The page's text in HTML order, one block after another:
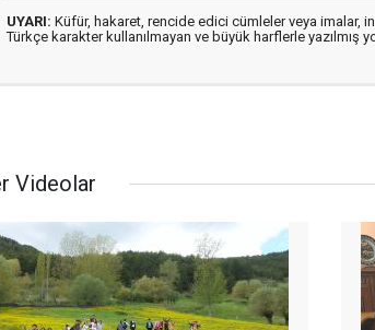
UYARI: Küfür, hakaret, rencide edici cümleler veya imalar,
Türkçe karakter kullanılmayan ve büyük harflerle yazılmış
Videolar